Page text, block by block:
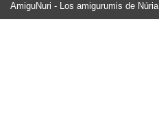
AmiguNuri - Los amigurumis de Núria